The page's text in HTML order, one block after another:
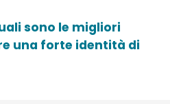
sono le migliori
una forte identità di